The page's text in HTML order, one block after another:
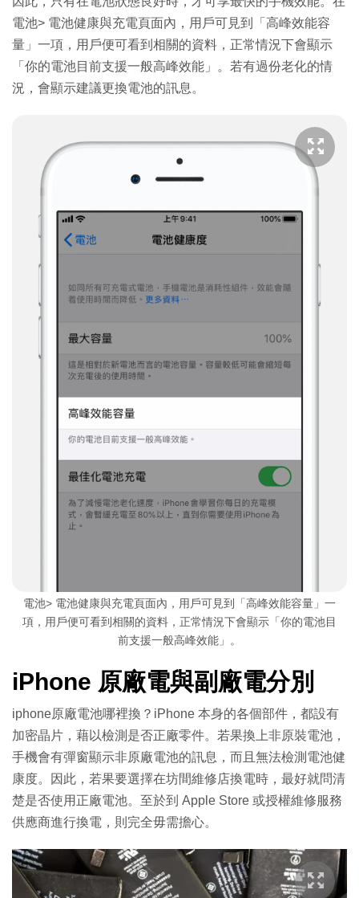
電池> 電池健康與充電頁面內，用戶可見到「高峰效能容
量」一項，用戶便可看到相關的資料，正常情況下會顯示
「你的電池目前支援一般高峰效能」。若有過份老化的情
況，會顯示建議更換電池的訊息。
電池> 電池健康與充電頁面內，用戶可見到「高峰效能容量」一
項，用戶便可看到相關的資料，正常情況下會顯示「你的電池目
前支援一般高峰效能」。
iPhone 原廠電與副廠電分別
iphone原廠電池哪裡換？iPhone 本身的各個部件，都設有
加密晶片，藉以檢測是否正廠零件。若果換上非原裝電池，
手機會有彈窗顯示非原廠電池的訊息，而且無法檢測電池健
康度。因此，若果要選擇在坊間維修店換電時，最好就問清
楚是否使用正廠電池。至於到 Apple Store 或授權維修服務
供應商進行換電，則完全毋需擔心。